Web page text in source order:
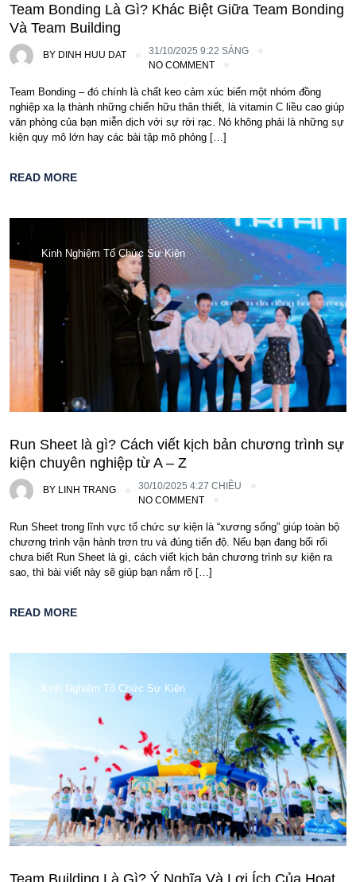
Team Bonding Là Gì? Khác Biệt Giữa Team Bonding
Và Team Building
BY DINH HUU DAT
31/10/2025 9:22 SÁNG
NO COMMENT
Team Bonding – đó chính là chất keo cảm xúc biến một nhóm đồng
nghiệp xa lạ thành những chiến hữu thân thiết, là vitamin C liều cao giúp
văn phòng của bạn miễn dịch với sự rời rạc. Nó không phải là những sự
kiện quy mô lớn hay các bài tập mô phỏng […]
READ MORE
Kinh Nghiệm Tổ Chức Sự Kiện
Run Sheet là gì? Cách viết kịch bản chương trình sự
kiện chuyên nghiệp từ A – Z
BY LINH TRANG
30/10/2025 4:27 CHIỀU
NO COMMENT
Run Sheet trong lĩnh vực tổ chức sự kiện là “xương sống” giúp toàn bộ
chương trình vận hành trơn tru và đúng tiến độ. Nếu bạn đang bối rối
chưa biết Run Sheet là gì, cách viết kịch bản chương trình sự kiện ra
sao, thì bài viết này sẽ giúp bạn nắm rõ […]
READ MORE
Kinh Nghiệm Tổ Chức Sự Kiện